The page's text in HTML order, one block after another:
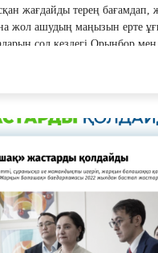
жағдайды терең бағамдап,
жол ашудың маңызын ерте
сол кездегі Орынбор
білім орталықтарына
тауып отыр. Жастардың
кәсіби маман ретінде
бірқатар әлеуметтік
ішінде ерекше маңызға ие
компаниясының
Kazyna Trust» қорының
асырылып жатқан «Bilim
білім беру